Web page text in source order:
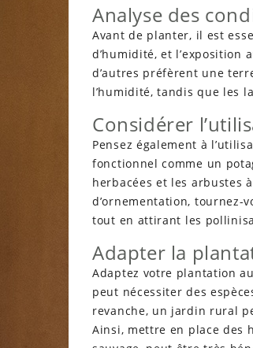
Analyse des
Avant de planter, il est
d’humidité, et
d’autres préfèrent une
l’humidité, tandis que les
Considérer
Pensez également à
fonctionnel comme un
herbacées et les arbustes
d’ornementation, tournez-
tout en attirant les
Adapter la
Adaptez votre plantation
peut nécessiter des
revanche, un jardin rural
Ainsi, mettre en place des